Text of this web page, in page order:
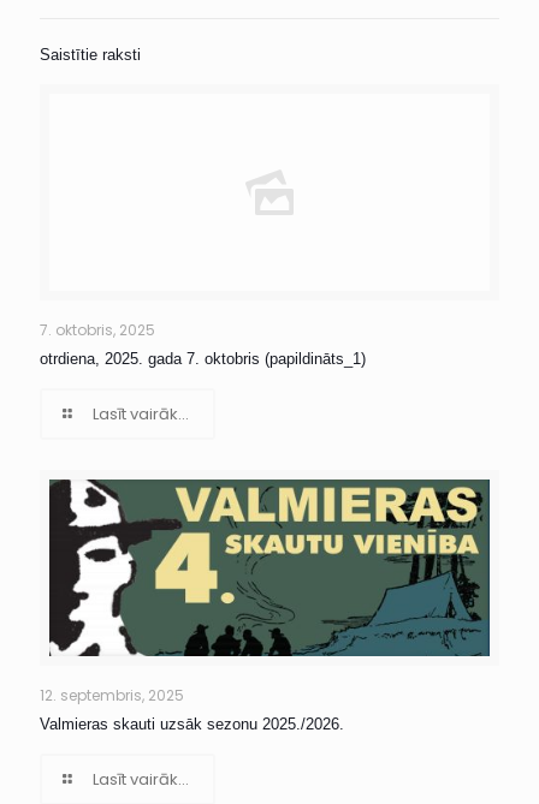
Saistītie raksti
7. oktobris, 2025
otrdiena, 2025. gada 7. oktobris (papildināts_1)
Lasīt vairāk...
12. septembris, 2025
Valmieras skauti uzsāk sezonu 2025./2026.
Lasīt vairāk...